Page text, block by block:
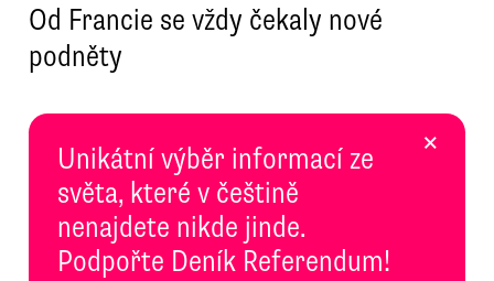
Od Francie se vždy čekaly nové
podněty
Unikátní výběr informací ze
světa, které v češtině
nenajdete nikde jinde.
Podpořte Deník Referendum!
×